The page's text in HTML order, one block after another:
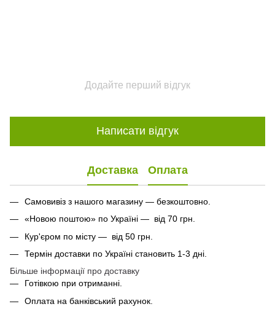
Додайте перший відгук
Написати відгук
Доставка Оплата
Самовивіз з нашого магазину — безкоштовно.
«Новою поштою» по Україні — від 70 грн.
Кур'єром по місту — від 50 грн.
Термін доставки по Україні становить 1-3 дні.
Більше інформації про доставку
Готівкою при отриманні.
Оплата на банківський рахунок.